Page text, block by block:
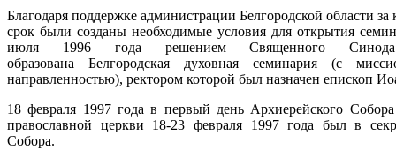
Благодаря поддержке администрации Белгородской области за
срок были созданы необходимые условия для открытия
июля
1996 года
решением Священного
образована
Белгородская духовная семинария (с
направленностью), ректором которой был назначен епископ
18 февраля 1997 года в первый день Архиерейского
православной церкви 18-23 февраля 1997 года был в
Собора.